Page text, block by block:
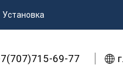
Установка
69-77